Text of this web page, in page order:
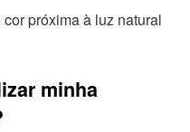
próxima à luz natural
minha